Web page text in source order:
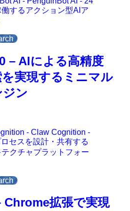
– AIによる高精度
実現するミニマル
ン
Chrome拡張で実現